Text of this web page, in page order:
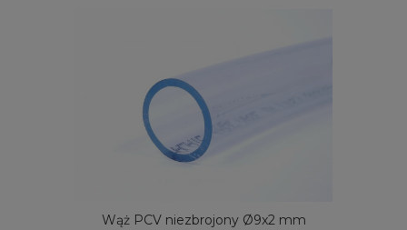
Wąż PCV niezbrojony Ø9x2 mm